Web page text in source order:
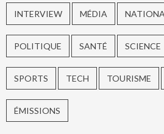
INTERVIEW MÉDIA
POLITIQUE SANTÉ SCIENCE
SPORTS TECH TOURISME
ÉMISSIONS